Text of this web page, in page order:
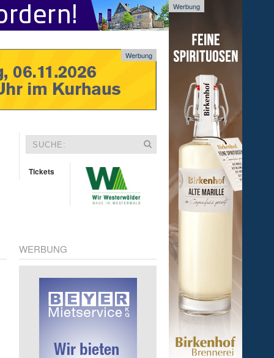
Werbung
Werbung
Tickets
WERBUNG